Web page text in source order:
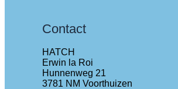
Contact
HATCH
Erwin la Roi
Hunnenweg 21
3781 NM Voorthuizen